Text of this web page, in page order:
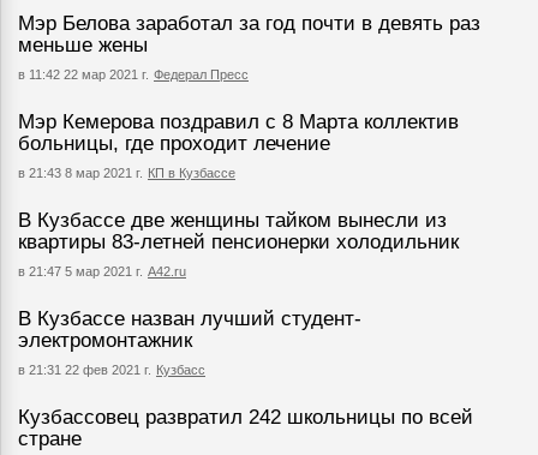
Мэр Белова заработал за год почти в девять раз
меньше жены
в 11:42 22 мар 2021 г. Федерал Пресс
Мэр Кемерова поздравил с 8 Марта коллектив
больницы, где проходит лечение
в 21:43 8 мар 2021 г. КП в Кузбассе
В Кузбассе две женщины тайком вынесли из
квартиры 83-летней пенсионерки холодильник
в 21:47 5 мар 2021 г. А42.ru
В Кузбассе назван лучший студент-
электромонтажник
в 21:31 22 фев 2021 г. Кузбасс
Кузбассовец развратил 242 школьницы по всей
стране